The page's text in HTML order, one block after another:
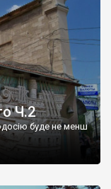
Ч.2
буде не менш